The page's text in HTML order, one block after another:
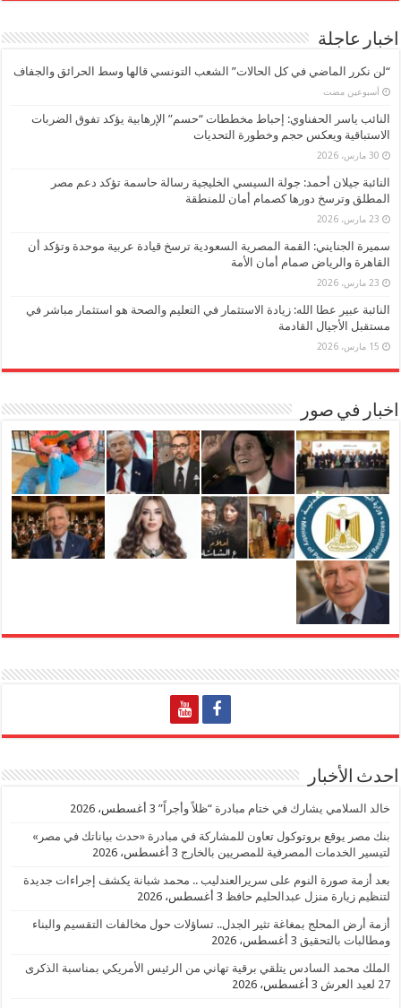
اخبار عاجلة
“لن نكرر الماضي في كل الحالات” الشعب التونسي قالها وسط الحرائق والجفاف
‏أسبوعين مضت
النائب ياسر الحفناوي: إحباط مخططات “حسم” الإرهابية يؤكد تفوق الضربات
الاستباقية ويعكس حجم وخطورة التحديات
30 مارس، 2026
النائبة جيلان أحمد: جولة السيسي الخليجية رسالة حاسمة تؤكد دعم مصر
المطلق وترسخ دورها كصمام أمان للمنطقة
23 مارس، 2026
سميرة الجنايني: القمة المصرية السعودية ترسخ قيادة عربية موحدة وتؤكد أن
القاهرة والرياض صمام أمان الأمة
23 مارس، 2026
النائبة عبير عطا الله: زيادة الاستثمار في التعليم والصحة هو استثمار مباشر في
مستقبل الأجيال القادمة
15 مارس، 2026
اخبار في صور
احدث الأخبار
خالد السلامي يشارك في ختام مبادرة “ظلاً وأجراً” 3 أغسطس، 2026
بنك مصر يوقع بروتوكول تعاون للمشاركة في مبادرة «حدث بياناتك في مصر»
لتيسير الخدمات المصرفية للمصريين بالخارج 3 أغسطس، 2026
بعد أزمة صورة النوم على سريرالعندليب .. محمد شبانة يكشف إجراءات جديدة
لتنظيم زيارة منزل عبدالحليم حافظ 3 أغسطس، 2026
أزمة أرض المحلج بمغاغة تثير الجدل.. تساؤلات حول مخالفات التقسيم والبناء
ومطالبات بالتحقيق 3 أغسطس، 2026
الملك محمد السادس يتلقي برقية تهاني من الرئيس الأمريكي بمناسبة الذكرى
27 لعيد العرش
3 أغسطس، 2026